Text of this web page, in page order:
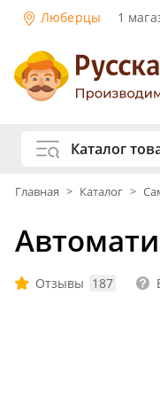
Люберцы 1
Каталог
Копчение и
Главная > Каталог >
Отзывы 187